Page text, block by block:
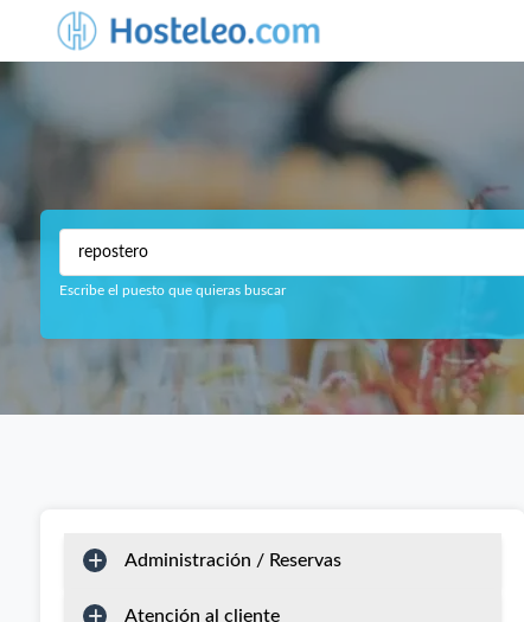
Escribe el puesto que quieras buscar
Administración / Reservas
Atención al cliente